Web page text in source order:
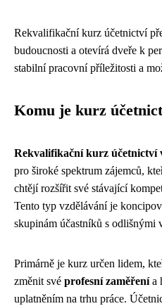
Rekvalifikační kurz účetnictví
budoucnosti a otevírá dveře k
stabilní pracovní příležitosti a
Komu je kurz
Rekvalifikační kurz účetnictví
pro široké spektrum zájemců,
chtějí rozšířit své stávající
Tento typ vzdělávání je
skupinám účastníků s odlišnými
Primárně je kurz určen lidem,
změnit své profesní zaměřenía
uplatněním na trhu práce.